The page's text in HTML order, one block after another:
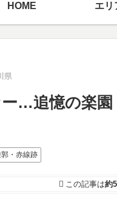
HOME エリ
県
…追憶の楽園
郭・赤線跡
この記事は約